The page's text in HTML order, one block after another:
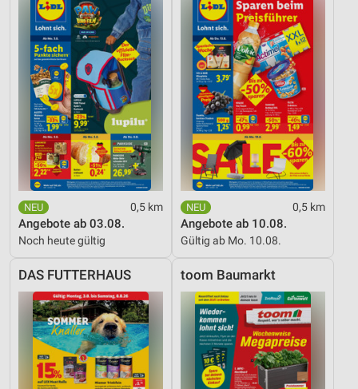
0,5 km
Angebote ab 03.08.
Noch heute gültig
0,5 km
Angebote ab 10.08.
Gültig ab Mo. 10.08.
DAS FUTTERHAUS toom Baumarkt